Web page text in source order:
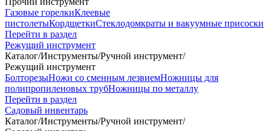
Газовые горелкиКлеевые
пистолетыКордщеткиСтеклодомкраты и вакуумные присоски
Перейти в раздел
Режущий инструмент
Каталог/Инструменты/Ручной инструмент/
Режущий инструмент
БолторезыНожи со сменным лезвиемНожницы для
полипропиленовых трубНожницы по металлу
Перейти в раздел
Садовый инвентарь
Каталог/Инструменты/Ручной инструмент/